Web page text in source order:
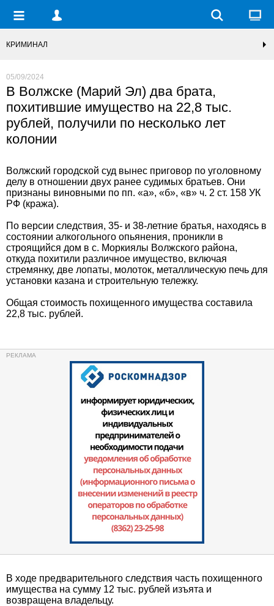
КРИМИНАЛ
05/09/2024
В Волжске (Марий Эл) два брата,
похитившие имущество на 22,8 тыс.
рублей, получили по несколько лет
колонии
Волжский городской суд вынес приговор по уголовному
делу в отношении двух ранее судимых братьев. Они
признаны виновными по пп. «а», «б», «в» ч. 2 ст. 158 УК
РФ (кража).
По версии следствия, 35- и 38-летние братья, находясь в
состоянии алкогольного опьянения, проникли в
строящийся дом в с. Моркиялы Волжского района,
откуда похитили различное имущество, включая
стремянку, две лопаты, молоток, металлическую печь для
установки казана и строительную тележку.
Общая стоимость похищенного имущества составила
22,8 тыс. рублей.
В ходе предварительного следствия часть похищенного
имущества на сумму 12 тыс. рублей изъята и
возвращена владельцу.